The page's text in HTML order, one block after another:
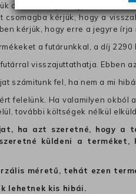
a futárt, hogy vegye át Öntől
csomagba kérjük, hogy a
kérjük, hogy erre a jegyre
a futárunkkal, a díj
visszajuttathatja. Ebben
számitunk fel, ha nem a mi
felelünk. Ha valamilyen
további költségek nélkül
ha azt szeretné, hogy a
küldeni a
méretű, tehát ezen
lehetnek kis hibái.